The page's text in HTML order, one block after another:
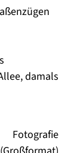
damals
Fotografie